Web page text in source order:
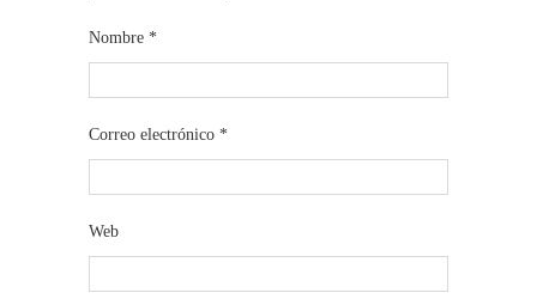
Nombre *
Correo electrónico *
Web